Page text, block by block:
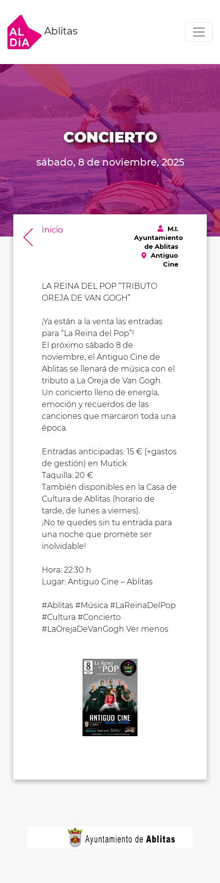
Ablitas
CONCIERTO
sábado, 8 de noviembre, 2025
Inicio
M.I.
Ayuntamiento
de Ablitas
Antiguo
Cine
LA REINA DEL POP “TRIBUTO
OREJA DE VAN GOGH”
¡Ya están a la venta las entradas
para “La Reina del Pop”!
El próximo sábado 8 de
noviembre, el Antiguo Cine de
Ablitas se llenará de música con el
tributo a La Oreja de Van Gogh.
Un concierto lleno de energía,
emoción y recuerdos de las
canciones que marcaron toda una
época.
Entradas anticipadas: 15 € (+gastos
de gestión) en Mutick
Taquilla: 20 €
También disponibles en la Casa de
Cultura de Ablitas (horario de
tarde, de lunes a viernes).
¡No te quedes sin tu entrada para
una noche que promete ser
inolvidable!
Hora: 22:30 h
Lugar: Antiguo Cine – Ablitas
#Ablitas #Música #LaReinaDelPop
#Cultura #Concierto
#LaOrejaDeVanGogh Ver menos